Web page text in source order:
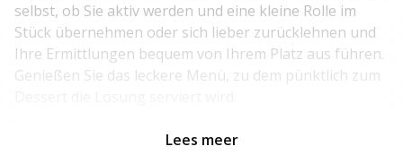
selbst, ob Sie aktiv werden und eine kleine Rolle im
Stück übernehmen oder sich lieber zurücklehnen und
Ihre Ermittlungen bequem von Ihrem Platz aus führen.
Genießen Sie das leckere Menü, zu dem pünktlich zum
Zeigen Sie Ihren kriminalistischen Spürsinn und
Lees meer